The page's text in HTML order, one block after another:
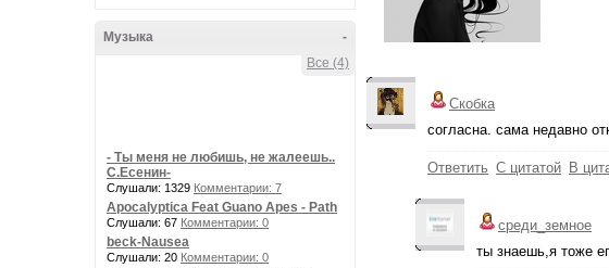
-
Музыка
Все (4)
- Ты меня не любишь, не жалеешь..
С.Есенин-
Слушали: 1329 Комментарии: 7
Apocalyptica Feat Guano Apes - Path
Слушали: 67 Комментарии: 0
beck-Nausea
Слушали: 20 Комментарии: 0
Скобка
согласна. сама недавно
Ответить С цитатой В
среди_земное
ты знаешь,я тоже